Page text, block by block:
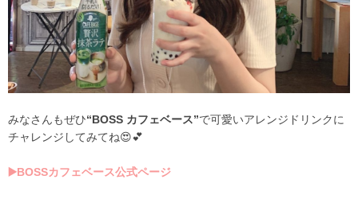
みなさんもぜひ“BOSS カフェベース”で可愛いアレンジドリンクに
チャレンジしてみてね😍💕
▶️BOSSカフェベース公式ページ